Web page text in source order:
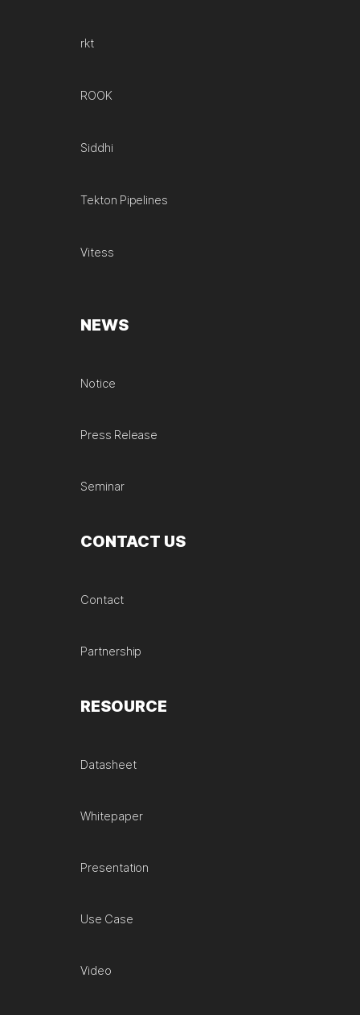
rkt
ROOK
Siddhi
Tekton Pipelines
Vitess
NEWS
Notice
Press Release
Seminar
CONTACT US
Contact
Partnership
RESOURCE
Datasheet
Whitepaper
Presentation
Use Case
Video